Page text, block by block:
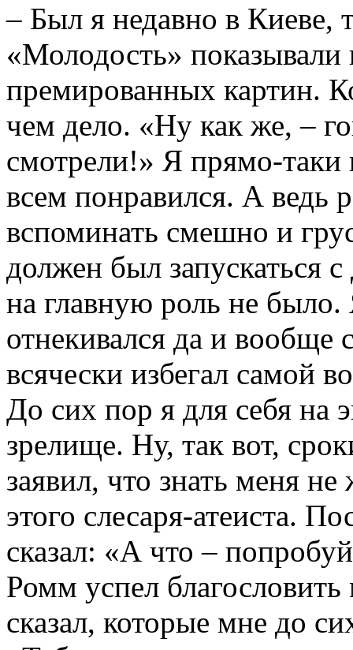
– Был я недавно в Киеве,
«Молодость» показывали
премированных картин.
чем дело. «Ну как же, –
смотрели!» Я прямо-таки
всем понравился. А ведь
вспоминать смешно и
должен был запускаться
на главную роль не было.
отнекивался да и
всячески избегал самой
До сих пор я для себя на
зрелище. Ну, так вот,
заявил, что знать меня
этого слесаря-атеиста.
сказал: «А что –
Ромм успел
сказал, которые мне до